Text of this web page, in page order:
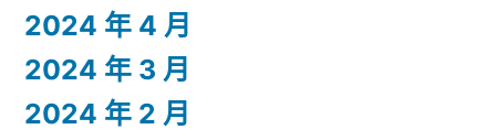
2024 年 4 月
2024 年 3 月
2024 年 2 月